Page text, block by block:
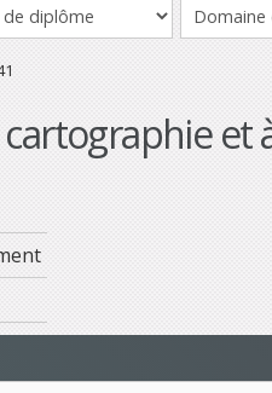
et